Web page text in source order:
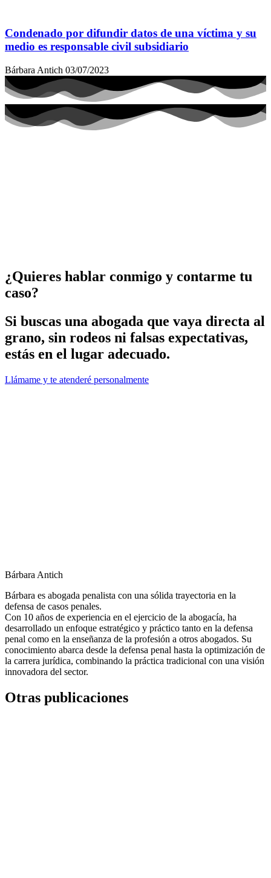
Condenado por difundir datos de una víctima y su
medio es responsable civil subsidiario
Bárbara Antich 03/07/2023
¿Quieres hablar conmigo y contarme tu
caso?
Si buscas una abogada que vaya directa al
grano, sin rodeos ni falsas expectativas,
estás en el lugar adecuado.
Llámame y te atenderé personalmente
Bárbara Antich
Bárbara es abogada penalista con una sólida trayectoria en la
defensa de casos penales.
Con 10 años de experiencia en el ejercicio de la abogacía, ha
desarrollado un enfoque estratégico y práctico tanto en la defensa
penal como en la enseñanza de la profesión a otros abogados. Su
conocimiento abarca desde la defensa penal hasta la optimización de
la carrera jurídica, combinando la práctica tradicional con una visión
innovadora del sector.
Otras publicaciones